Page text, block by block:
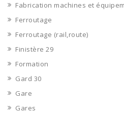
Fabrication machines et
Ferroutage
Ferroutage (rail,route)
Finistère 29
Formation
Gard 30
Gare
Gares